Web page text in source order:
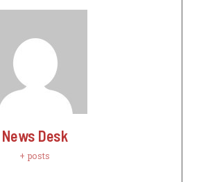
News Desk
+ posts